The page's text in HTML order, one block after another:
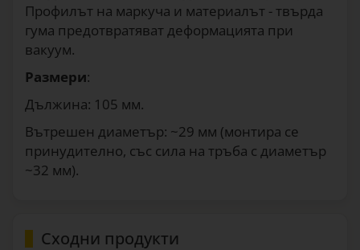
Профилът на маркуча и материалът - твърда
гума предотвратяват деформацията при
вакуум.
Размери:
Дължина: 105 мм.
Вътрешен диаметър: ~29 мм (монтира се
принудително, със сила на тръба с диаметър
~32 мм).
Сходни продукти